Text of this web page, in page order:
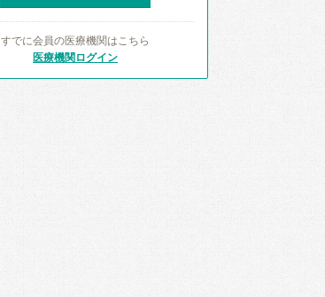
すでに会員の医療機関はこちら
医療機関ログイン